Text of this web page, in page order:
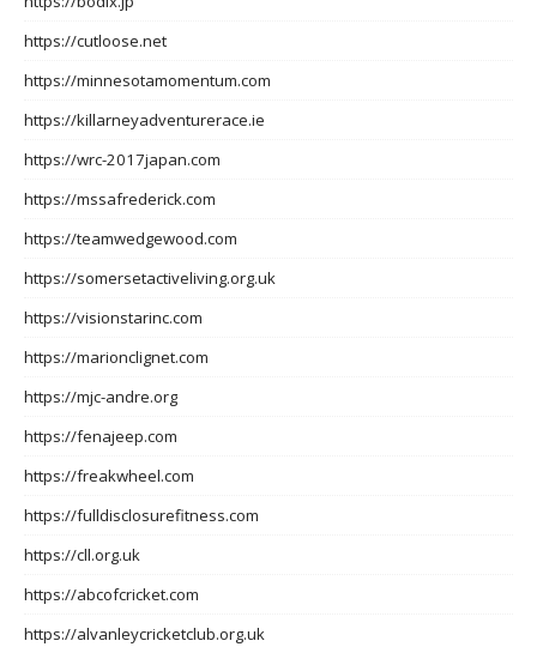
https://cutloose.net
https://minnesotamomentum.com
https://killarneyadventurerace.ie
https://wrc-2017japan.com
https://mssafrederick.com
https://teamwedgewood.com
https://somersetactiveliving.org.uk
https://visionstarinc.com
https://marionclignet.com
https://mjc-andre.org
https://fenajeep.com
https://freakwheel.com
https://fulldisclosurefitness.com
https://cll.org.uk
https://abcofcricket.com
https://alvanleycricketclub.org.uk